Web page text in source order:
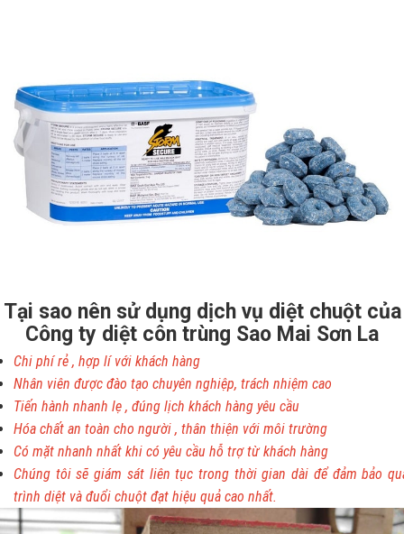
Tại sao nên sử dụng dịch vụ diệt chuột của
Công ty diệt côn trùng Sao Mai Sơn La
Chi phí rẻ , hợp lí với khách hàng
Nhân viên được đào tạo chuyên nghiệp, trách nhiệm cao
Tiến hành nhanh lẹ , đúng lịch khách hàng yêu cầu
Hóa chất an toàn cho người , thân thiện với môi trường
Có mặt nhanh nhất khi có yêu cầu hỗ trợ từ khách hàng
Chúng tôi sẽ giám sát liên tục trong thời gian dài để đảm bảo
trình diệt và đuổi chuột đạt hiệu quả cao nhất.